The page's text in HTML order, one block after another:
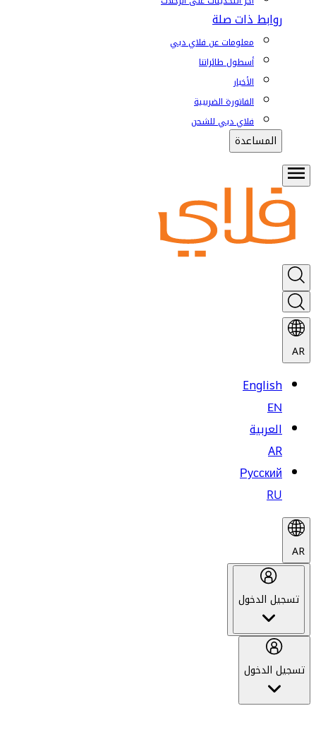
روابط ذات صلة
معلومات عن فلاي دبي
أسطول طائراتنا
الأخبار
الفاتورة الضريبية
فلاي دبي للشحن
المساعدة
AR
English
EN
العربية
AR
Русский
RU
AR
تسجيل الدخول
تسجيل الدخول